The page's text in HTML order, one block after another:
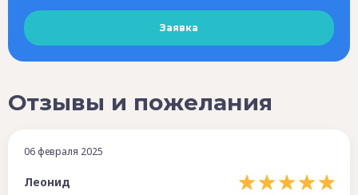
Отзывы и пожелания
06 февраля 2025
Леонид